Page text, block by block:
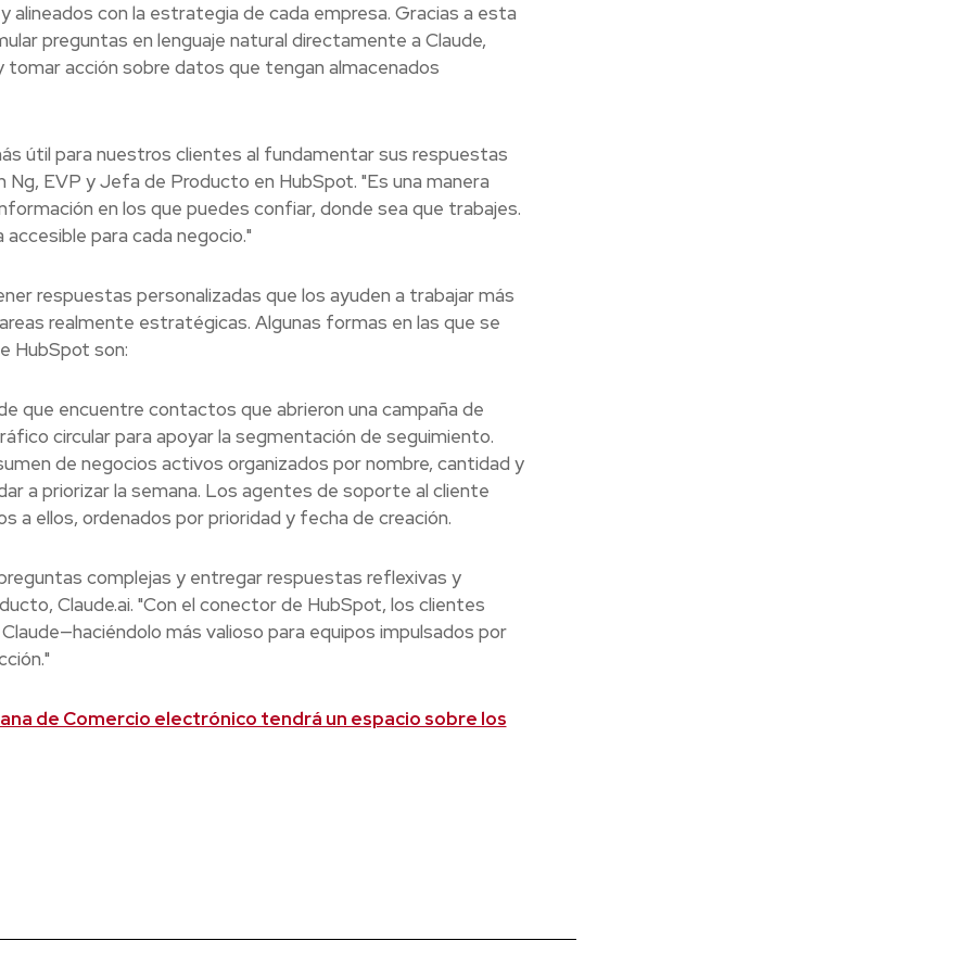
alineados con la estrategia de cada empresa. Gracias a esta
preguntas en lenguaje natural directamente a Claude,
acción sobre datos que tengan almacenados
útil para nuestros clientes al fundamentar sus respuestas
EVP y Jefa de Producto en HubSpot. "Es una manera
en los que puedes confiar, donde sea que trabajes.
para cada negocio."
respuestas personalizadas que los ayuden a trabajar más
realmente estratégicas. Algunas formas en las que se
HubSpot son:
que encuentre contactos que abrieron una campaña de
circular para apoyar la segmentación de seguimiento.
de negocios activos organizados por nombre, cantidad y
a priorizar la semana. Los agentes de soporte al cliente
ellos, ordenados por prioridad y fecha de creación.
complejas y entregar respuestas reflexivas y
Claude.ai. "Con el conector de HubSpot, los clientes
más valioso para equipos impulsados por
de Comercio electrónico tendrá un espacio sobre los